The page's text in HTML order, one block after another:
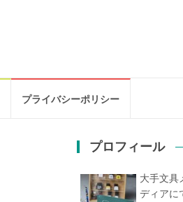
プライバシーポリシー
プロフィール
大手文具
ディアに